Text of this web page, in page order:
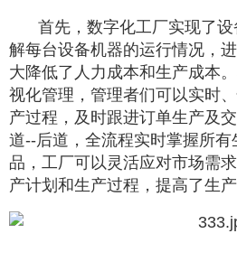
首先，数字化工厂实现了
解每台设备机器的运行情况，
大降低了人力成本和生产成本
视化管理，管理者们可以实时
产过程，及时跟进订单生产及
道--后道，全流程实时掌握所
品，工厂可以灵活应对市场需
产计划和生产过程，提高了生